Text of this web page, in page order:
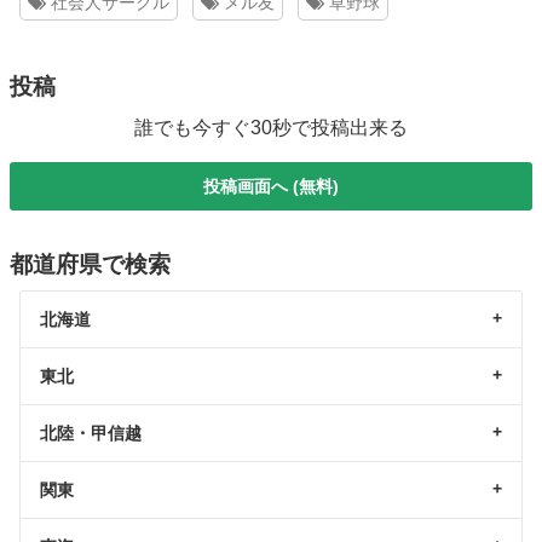
投稿
誰でも今すぐ30秒で投稿出来る
投稿画面へ (無料)
都道府県で検索
北海道
東北
北陸・甲信越
関東